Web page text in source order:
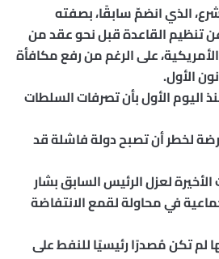
الذي انضمّ سابقًا، بصفته
تنظيم القاعدة قبل نحو عقد من
على الرغم من رفع مكافأة
الأول بأن تصرفات السلطات
لخطر أن تصبح دولة فاشلة قد
لعزل الرئيس السابق بشار
في محاولة لقمع الانتفاضة
وعلى الرغم من أنها لم تكن مُصدرًا رئيسيًا للنفط على